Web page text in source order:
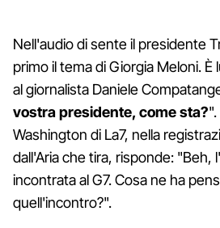
Nell'audio di sente il presidente
primo il tema di Giorgia Meloni.
al giornalista Daniele
vostra presidente, come sta?
Washington di La7, nella
dall'Aria che tira, risponde: "Beh,
incontrata al G7. Cosa ne ha
quell'incontro?".